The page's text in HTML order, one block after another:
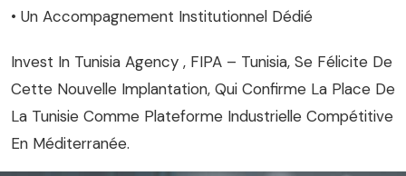
• Un Accompagnement Institutionnel Dédié
Invest In Tunisia Agency , FIPA – Tunisia, Se Félicite De
Cette Nouvelle Implantation, Qui Confirme La Place De
La Tunisie Comme Plateforme Industrielle Compétitive
En Méditerranée.